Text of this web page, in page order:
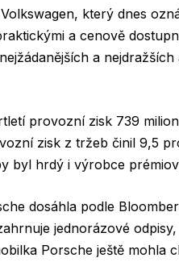
který dnes
a cenově
a
provozní zisk 739
zisk z tržeb činil 9,5
byl hrdý i výrobce
dosáhla podle
jednorázové
Porsche ještě mohla